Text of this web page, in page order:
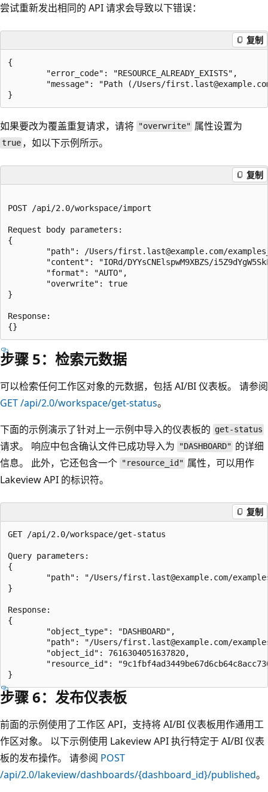
尝试重新发出相同的 API 请求会导致以下错误：
复制
{
        "error_code": "RESOURCE_ALREADY_EXISTS",
"message": "Path (/Users/
如果要改为覆盖重复请求，请将 "overwrite" 属性设置为
true ，如以下示例所示。
复制
POST /api/2.0/workspace/import
Request body parameters:
{
"path": /Users/first.last@example.com/
"content": "IORd/DYYsCNElspwM9XBZS/
        "format": "AUTO",
        "overwrite": true
}
Response:
步骤 5：检索元数据
可以检索任何工作区对象的元数据，包括 AI/BI 仪表板。 请参阅
GET /api/2.0/workspace/get-status。
下面的示例演示了针对上一示例中导入的仪表板的 get-status
请求。 响应中包含确认文件已成功导入为 "DASHBOARD" 的详细
信息。 此外，它还包含一个 "resource_id" 属性，可以用作
Lakeview API 的标识符。
复制
GET /api/2.0/workspace/get-status
Query parameters:
{
"path": "/Users/first.last@example.com/
}
Response:
{
        "object_type": "DASHBOARD",
"path": "/Users/first.last@example.com/
        "object_id": 7616304051637820,
"resource_id":
步骤 6：发布仪表板
前面的示例使用了工作区 API，支持将 AI/BI 仪表板用作通用工
作区对象。 以下示例使用 Lakeview API 执行特定于 AI/BI 仪表
板的发布操作。 请参阅 POST
/api/2.0/lakeview/dashboards/{dashboard_id}/published。